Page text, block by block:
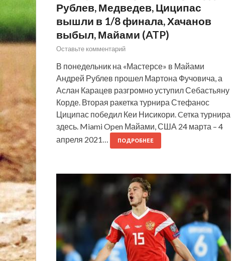
Рублев, Медведев, Циципас
вышли в 1/8 финала, Хачанов
выбыл, Майами (ATP)
Оставьте комментарий
В понедельник на «Мастерсе» в Майами
Андрей Рублев прошел Мартона Фучовича, а
Аслан Карацев разгромно уступил Себастьяну
Корде. Вторая ракетка турнира Стефанос
Циципас победил Кеи Нисикори. Cетка турнира
здесь. Miami Open Майами, США 24 марта – 4
апреля 2021…
ПОДРОБНЕЕ